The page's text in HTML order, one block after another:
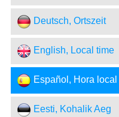
Deutsch, Ortszeit
English, Local time
Español, Hora local
Eesti, Kohalik Aeg